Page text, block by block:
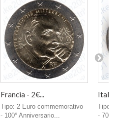
Francia - 2€...
Tipo: 2 Euro commemorativo
- 100° Anniversario...
Italia
Tipo:
- 70°